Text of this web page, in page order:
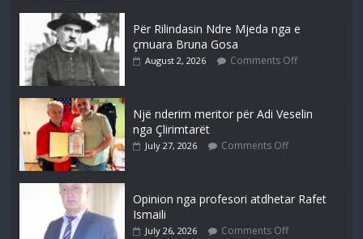
Për Rilindasin Ndre Mjeda nga e
çmuara Bruna Gosa
August 2, 2026 Comments Off
Një nderim meritor për Adi Veselin
nga Çlirimtarët
July 27, 2026 Comments Off
Opinion nga profesori atdhetar Rafet
Ismaili
July 26, 2026 Comments Off